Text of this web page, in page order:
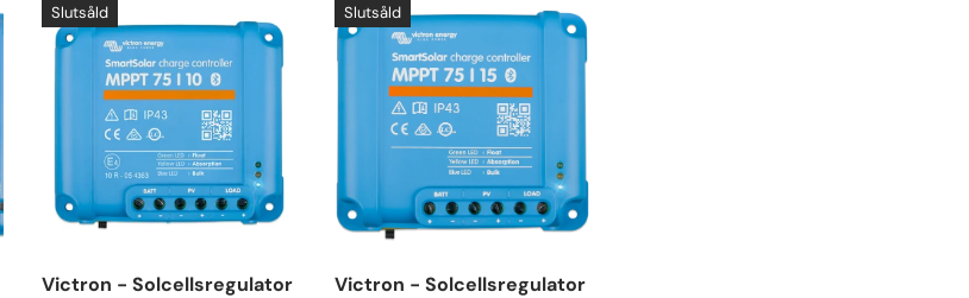
Slutsåld
Victron - Solcellsregulator
Slutsåld
Victron - Solcellsregulator